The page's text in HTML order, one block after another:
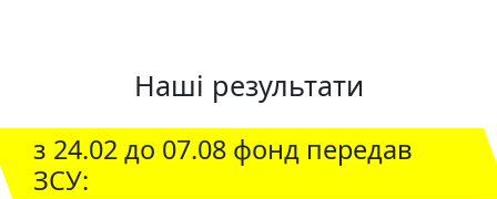
Наші результати
з 24.02 до 07.08 фонд передав
ЗСУ: